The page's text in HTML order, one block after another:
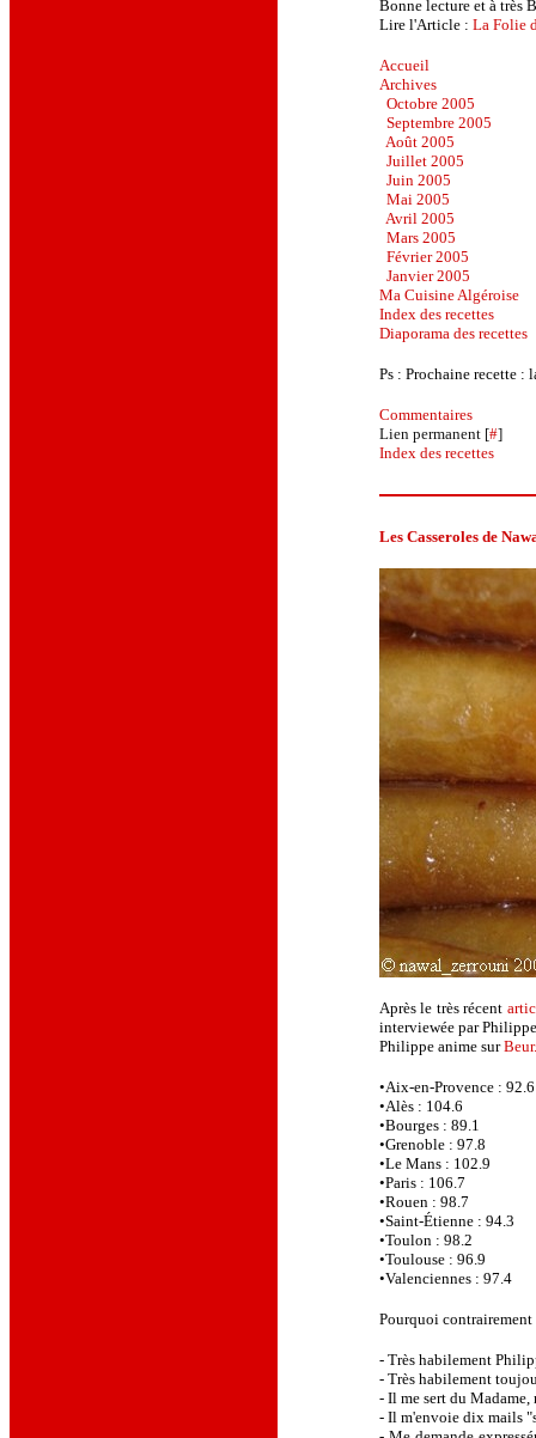
Bonne lecture et à très
Lire l'Article : La Folie
Accueil
Archives
Octobre 2005
Septembre 2005
Août 2005
Juillet 2005
Juin 2005
Mai 2005
Avril 2005
Mars 2005
Février 2005
Janvier 2005
Ma Cuisine Algéroise
Index des recettes
Diaporama des recettes
Ps : Prochaine recette :
Commentaires
Lien permanent [#]
Index des recettes
Les Casseroles de
Après le très récent
interviewée par
Philippe anime sur
•Aix-en-Provence : 92.6
•Alès : 104.6
•Bourges : 89.1
•Grenoble : 97.8
•Le Mans : 102.9
•Paris : 106.7
•Rouen : 98.7
•Saint-Étienne : 94.3
•Toulon : 98.2
•Toulouse : 96.9
•Valenciennes : 97.4
Pourquoi contrairement
- Très habilement
- Très habilement
- Il me sert du
- Il m'envoie dix mails